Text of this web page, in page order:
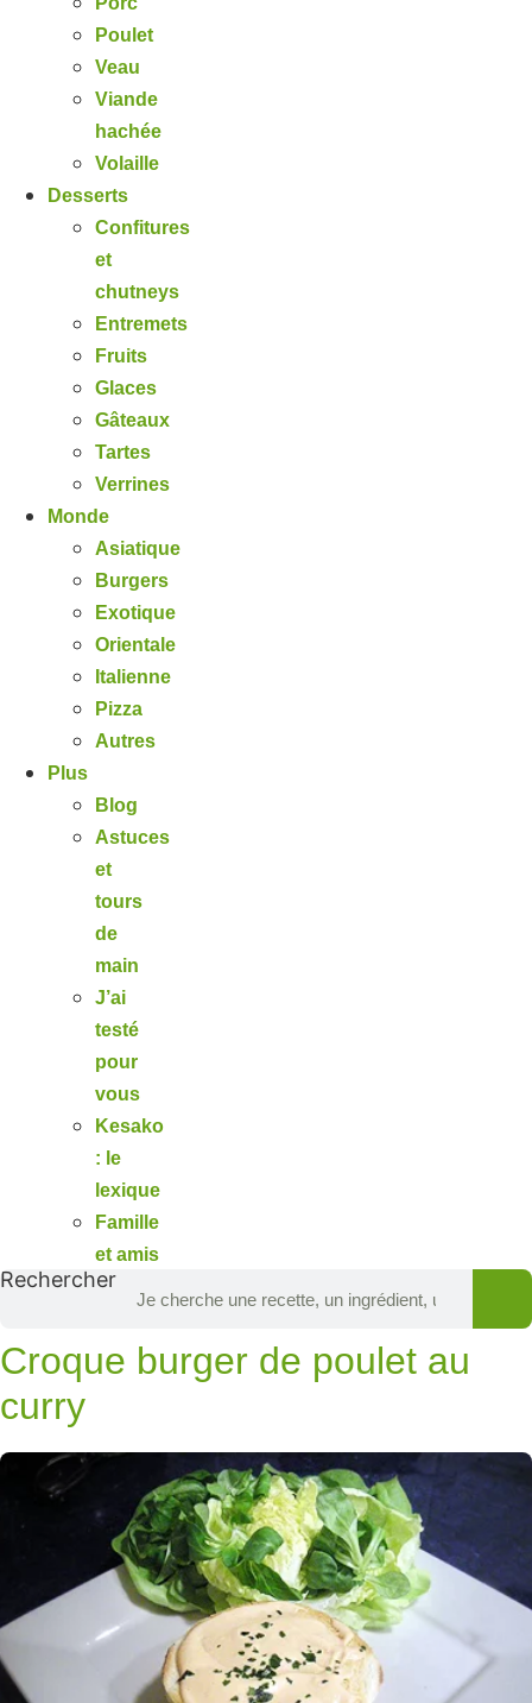
Poulet
Veau
Viande
hachée
Volaille
Desserts
Confitures
et
chutneys
Entremets
Fruits
Glaces
Gâteaux
Tartes
Verrines
Monde
Asiatique
Burgers
Exotique
Orientale
Italienne
Pizza
Autres
Plus
Blog
Astuces
et
tours
de
main
J’ai
testé
pour
vous
Kesako
: le
lexique
Famille
et amis
Rechercher
Croque burger de poulet au
curry